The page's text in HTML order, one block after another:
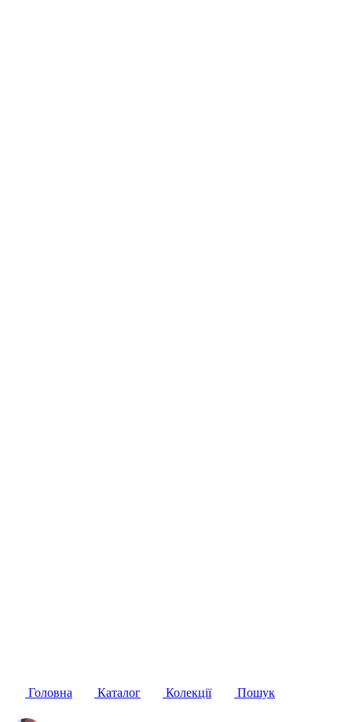
Головна Каталог Колекції Пошук